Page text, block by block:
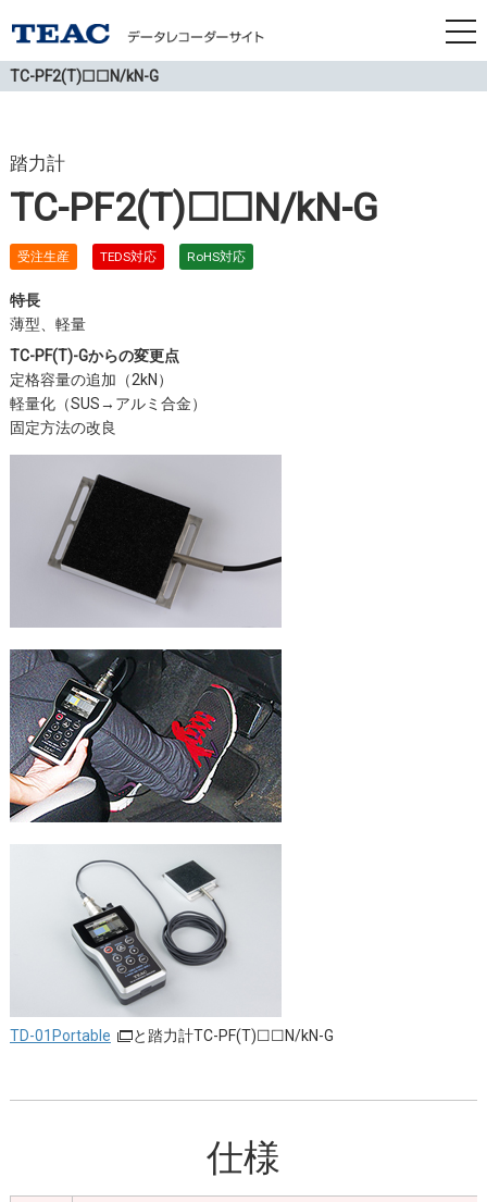
TC-PF2(T)☐☐N/kN-G
踏力計
TC-PF2(T)☐☐N/kN-G
受注生産 TEDS対応 RoHS対応
特長
薄型、軽量
TC-PF(T)-Gからの変更点
定格容量の追加（2kN）
軽量化（SUS→アルミ合金）
固定方法の改良
TD-01Portable と踏力計TC-PF(T)☐☐N/kN-G
仕様